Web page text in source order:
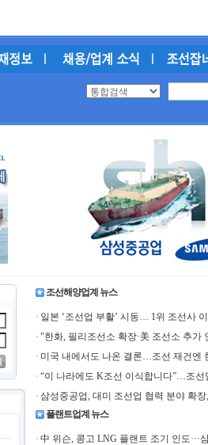
조선해양업계 뉴스
일본 ‘조선업 부활’ 시동… 1위 조선사
"한화, 필리조선소 확장·美 조선소 추가
미국 내에서도 나온 결론…조선 재건엔
“이 나라에도 K조선 이식합니다”…조선
삼성중공업, 대미 조선업 협력 분야 확
플랜트업계 뉴스
中 위슨, 콩고 LNG 플랜트 조기 인도···